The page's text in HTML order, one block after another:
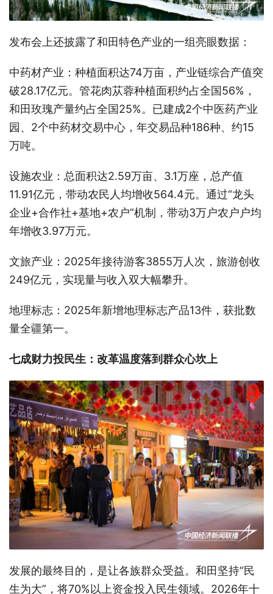
发布会上还披露了和田特色产业的一组亮眼数据：
中药材产业：种植面积达74万亩，产业链综合产值突
破28.17亿元。管花肉苁蓉种植面积约占全国56%，
和田玫瑰产量约占全国25%。已建成2个中医药产业
园、2个中药材交易中心，年交易品种186种、约15
万吨。
设施农业：总面积达2.59万亩、3.1万座，总产值
11.91亿元，带动农民人均增收564.4元。通过“龙头
企业+合作社+基地+农户”机制，带动3万户农户户均
年增收3.97万元。
文旅产业：2025年接待游客3855万人次，旅游创收
249亿元，实现量与收入双大幅攀升。
地理标志：2025年新增地理标志产品13件，获批数
量全疆第一。
七成财力投民生：改革温度落到群众心坎上
发展的最终目的，是让各族群众受益。和田坚持“民
生为大”，将70%以上资金投入民生领域。2026年十